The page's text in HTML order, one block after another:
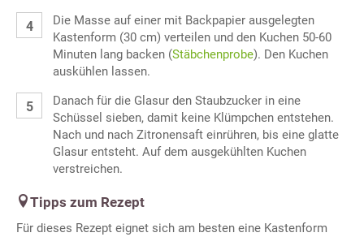
Die Masse auf einer mit Backpapier ausgelegten
Kastenform (30 cm) verteilen und den Kuchen 50-60
Minuten lang backen (Stäbchenprobe). Den Kuchen
auskühlen lassen.
Danach für die Glasur den Staubzucker in eine
Schüssel sieben, damit keine Klümpchen entstehen.
Nach und nach Zitronensaft einrühren, bis eine glatte
Glasur entsteht. Auf dem ausgekühlten Kuchen
verstreichen.
Tipps zum Rezept
Für dieses Rezept eignet sich am besten eine Kastenform